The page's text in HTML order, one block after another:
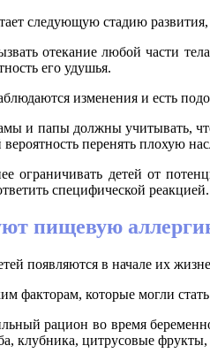
следующую стадию
отекание любой части
его удушья.
изменения и есть
и папы должны учитывать,
перенять плохую
ограничивать детей от
специфической реакцией.
пищевую
появляются в начале их
факторам, которые могли
рацион во время
клубника, цитрусовые